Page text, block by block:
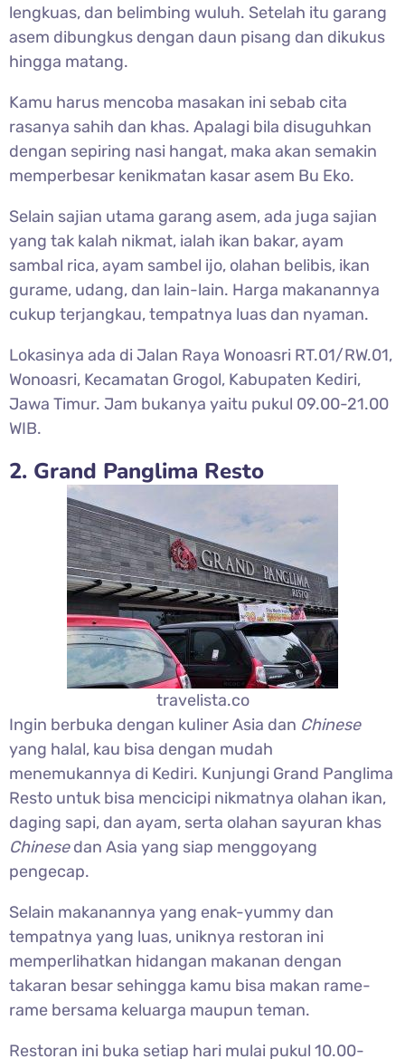
lengkuas, dan belimbing wuluh. Setelah itu garang
asem dibungkus dengan daun pisang dan dikukus
hingga matang.
Kamu harus mencoba masakan ini sebab cita
rasanya sahih dan khas. Apalagi bila disuguhkan
dengan sepiring nasi hangat, maka akan semakin
memperbesar kenikmatan kasar asem Bu Eko.
Selain sajian utama garang asem, ada juga sajian
yang tak kalah nikmat, ialah ikan bakar, ayam
sambal rica, ayam sambel ijo, olahan belibis, ikan
gurame, udang, dan lain-lain. Harga makanannya
cukup terjangkau, tempatnya luas dan nyaman.
Lokasinya ada di Jalan Raya Wonoasri RT.01/RW.01,
Wonoasri, Kecamatan Grogol, Kabupaten Kediri,
Jawa Timur. Jam bukanya yaitu pukul 09.00-21.00
WIB.
2. Grand Panglima Resto
travelista.co
Ingin berbuka dengan kuliner Asia dan Chinese
yang halal, kau bisa dengan mudah
menemukannya di Kediri. Kunjungi Grand Panglima
Resto untuk bisa mencicipi nikmatnya olahan ikan,
daging sapi, dan ayam, serta olahan sayuran khas
Chinesedan Asia yang siap menggoyang
pengecap.
Selain makanannya yang enak-yummy dan
tempatnya yang luas, uniknya restoran ini
memperlihatkan hidangan makanan dengan
takaran besar sehingga kamu bisa makan rame-
rame bersama keluarga maupun teman.
Restoran ini buka setiap hari mulai pukul 10.00-